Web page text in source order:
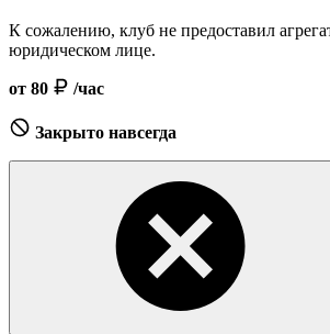
К сожалению, клуб не предоставил
юридическом лице.
от 80 /час
Закрыто навсегда